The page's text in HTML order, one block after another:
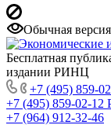
Обычная версия
Бесплатная
издании РИНЦ
+7 (495) 859-
+7 (495) 859-02-12
+7 (964) 912-32-46